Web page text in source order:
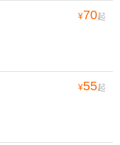
¥70起
¥55起